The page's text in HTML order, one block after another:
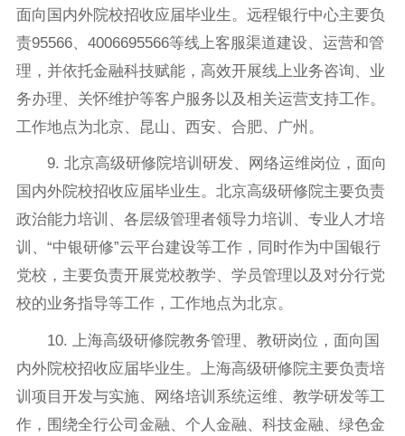
面向国内外院校招收应届毕业生。远程银行中心主要负
责95566、4006695566等线上客服渠道建设、运营和管
理，并依托金融科技赋能，高效开展线上业务咨询、业
务办理、关怀维护等客户服务以及相关运营支持工作。
工作地点为北京、昆山、西安、合肥、广州。
9. 北京高级研修院培训研发、网络运维岗位，面向
国内外院校招收应届毕业生。北京高级研修院主要负责
政治能力培训、各层级管理者领导力培训、专业人才培
训、“中银研修”云平台建设等工作，同时作为中国银行
党校，主要负责开展党校教学、学员管理以及对分行党
校的业务指导等工作，工作地点为北京。
10. 上海高级研修院教务管理、教研岗位，面向国
内外院校招收应届毕业生。上海高级研修院主要负责培
训项目开发与实施、网络培训系统运维、教学研发等工
作，围绕全行公司金融、个人金融、科技金融、绿色金